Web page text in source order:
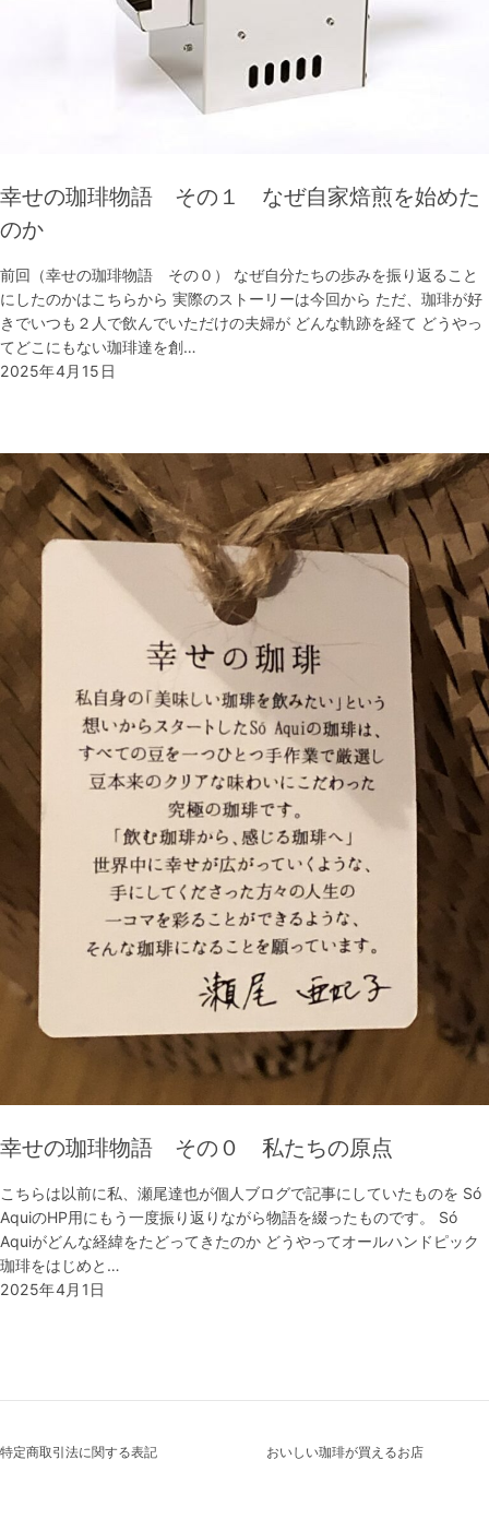
幸せの珈琲物語 その１ なぜ自家焙煎を始めた
のか
前回（幸せの珈琲物語 その０） なぜ自分たちの歩みを振り返ること
にしたのかはこちらから 実際のストーリーは今回から ただ、珈琲が好
きでいつも２人で飲んでいただけの夫婦が どんな軌跡を経て どうやっ
てどこにもない珈琲達を創…
2025年4月15日
幸せの珈琲物語 その０ 私たちの原点
こちらは以前に私、瀬尾達也が個人ブログで記事にしていたものを Só
AquiのHP用にもう一度振り返りながら物語を綴ったものです。 Só
Aquiがどんな経緯をたどってきたのか どうやってオールハンドピック
珈琲をはじめと…
2025年4月1日
特定商取引法に関する表記 おいしい珈琲が買えるお店